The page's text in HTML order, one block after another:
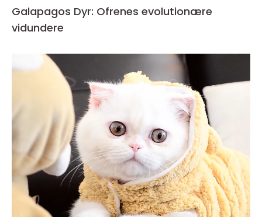
Galapagos Dyr: Ofrenes evolutionære
vidundere